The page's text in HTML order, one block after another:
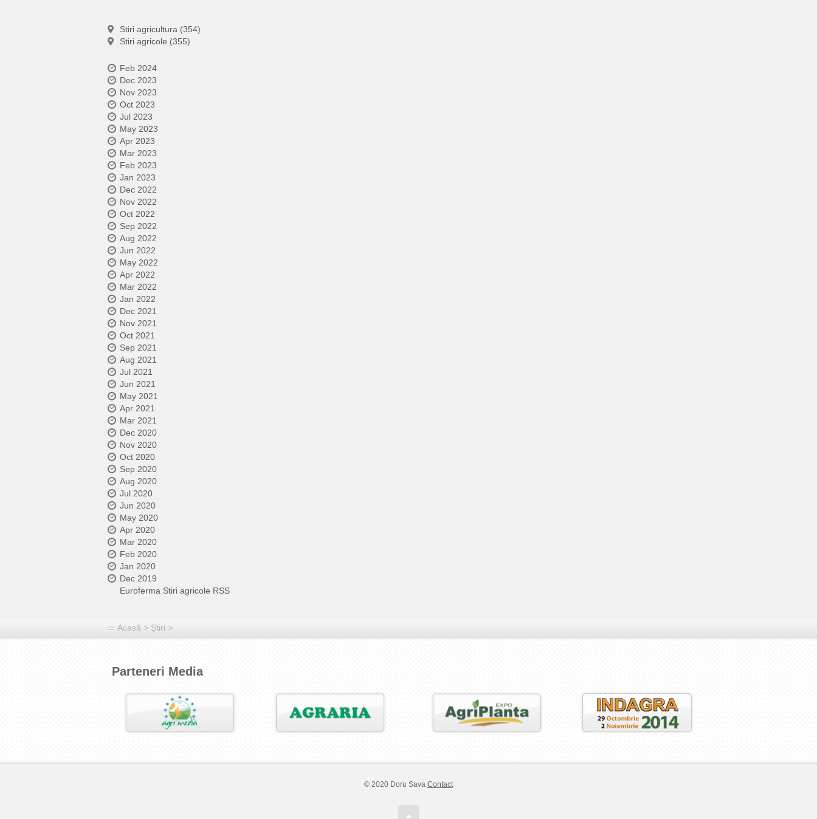
Stiri agricultura (354)
Stiri agricole (355)
Feb 2024
Dec 2023
Nov 2023
Oct 2023
Jul 2023
May 2023
Apr 2023
Mar 2023
Feb 2023
Jan 2023
Dec 2022
Nov 2022
Oct 2022
Sep 2022
Aug 2022
Jun 2022
May 2022
Apr 2022
Mar 2022
Jan 2022
Dec 2021
Nov 2021
Oct 2021
Sep 2021
Aug 2021
Jul 2021
Jun 2021
May 2021
Apr 2021
Mar 2021
Dec 2020
Nov 2020
Oct 2020
Sep 2020
Aug 2020
Jul 2020
Jun 2020
May 2020
Apr 2020
Mar 2020
Feb 2020
Jan 2020
Dec 2019
Euroferma Stiri agricole RSS
Acasă > Știri >
Parteneri Media
© 2020 Doru Sava Contact